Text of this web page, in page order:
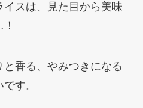
スは、見た目から美味
香る、やみつきになる
す。